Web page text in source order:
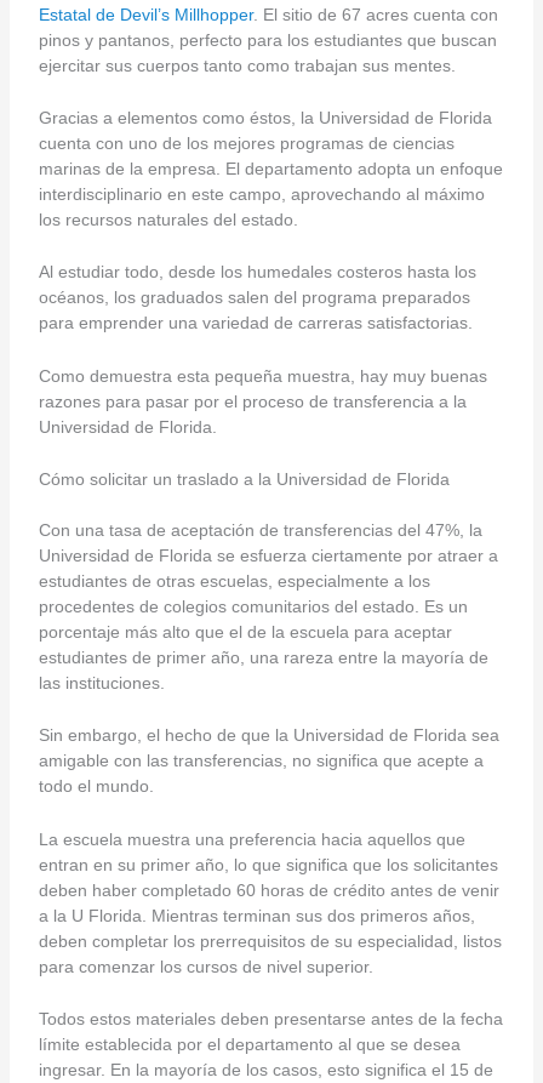
Estatal de Devil’s Millhopper. El sitio de 67 acres cuenta con
pinos y pantanos, perfecto para los estudiantes que buscan
ejercitar sus cuerpos tanto como trabajan sus mentes.
Gracias a elementos como éstos, la Universidad de Florida
cuenta con uno de los mejores programas de ciencias
marinas de la empresa. El departamento adopta un enfoque
interdisciplinario en este campo, aprovechando al máximo
los recursos naturales del estado.
Al estudiar todo, desde los humedales costeros hasta los
océanos, los graduados salen del programa preparados
para emprender una variedad de carreras satisfactorias.
Como demuestra esta pequeña muestra, hay muy buenas
razones para pasar por el proceso de transferencia a la
Universidad de Florida.
Cómo solicitar un traslado a la Universidad de Florida
Con una tasa de aceptación de transferencias del 47%, la
Universidad de Florida se esfuerza ciertamente por atraer a
estudiantes de otras escuelas, especialmente a los
procedentes de colegios comunitarios del estado. Es un
porcentaje más alto que el de la escuela para aceptar
estudiantes de primer año, una rareza entre la mayoría de
las instituciones.
Sin embargo, el hecho de que la Universidad de Florida sea
amigable con las transferencias, no significa que acepte a
todo el mundo.
La escuela muestra una preferencia hacia aquellos que
entran en su primer año, lo que significa que los solicitantes
deben haber completado 60 horas de crédito antes de venir
a la U Florida. Mientras terminan sus dos primeros años,
deben completar los prerrequisitos de su especialidad, listos
para comenzar los cursos de nivel superior.
Todos estos materiales deben presentarse antes de la fecha
límite establecida por el departamento al que se desea
ingresar. En la mayoría de los casos, esto significa el 15 de